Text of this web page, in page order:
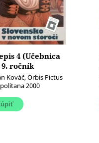
4 (Učebnica
ročník
škôl)
v novom
Kováč, Orbis Pictus
2000